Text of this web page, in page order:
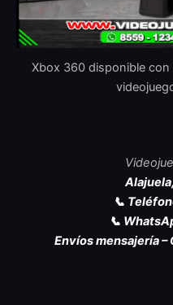
Xbox 360 disponible con
📞
📞
Envíos mensajería –